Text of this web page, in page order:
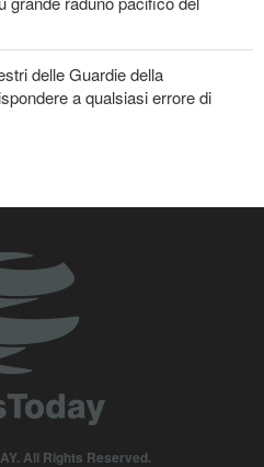
delle Guardie della
a qualsiasi errore di
dello Yemen
partecipato al pellegrinaggio
di raggiungere la pace
All Rights Reserved.